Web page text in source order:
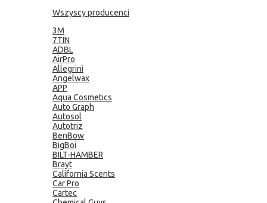
Wszyscy producenci
3M
7TIN
ADBL
AirPro
Allegrini
Angelwax
APP
Aqua Cosmetics
Auto Graph
Autosol
Autotriz
BenBow
BigBoi
BILT-HAMBER
Brayt
California Scents
Car Pro
Cartec